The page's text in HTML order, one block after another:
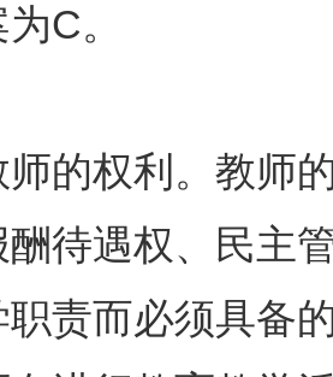
C。
的权利。教师
待遇权、民主
责而必须具备